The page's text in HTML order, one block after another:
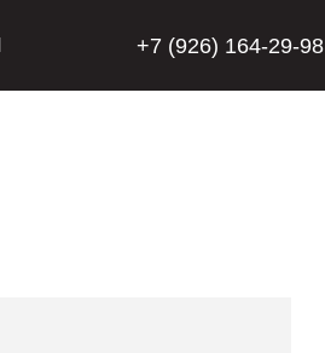
+7 (926) 164-29-98